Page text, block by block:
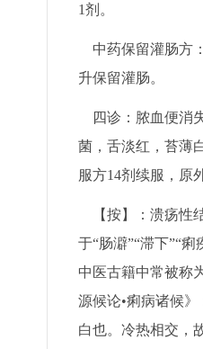
1剂。
中药保留灌肠方
升保留灌肠。
四诊：脓血便消
菌，舌淡红，苔薄
服方14剂续服，原
【按】：溃疡性
于“肠澼”“滞下”“
中医古籍中常被称
源候论•痢病诸候
白也。冷热相交，